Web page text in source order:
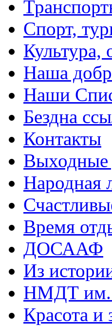
Спорт,
Культура,
Наша
Наши
Бездна
Контакты
Выходные
Народная
Время
ДОСААФ
Из
НМДТ им.
Красота и